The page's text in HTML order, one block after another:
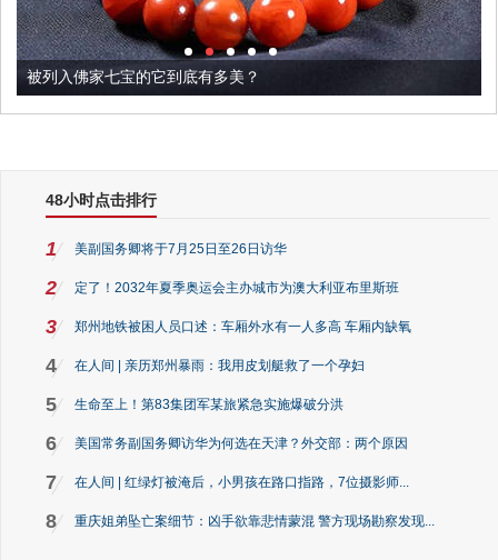
被列入佛家七宝的它到底有多美？
48小时点击排行
1 美副国务卿将于7月25日至26日访华
2 定了！2032年夏季奥运会主办城市为澳大利亚布里斯班
3 郑州地铁被困人员口述：车厢外水有一人多高 车厢内缺氧
4 在人间 | 亲历郑州暴雨：我用皮划艇救了一个孕妇
5 生命至上！第83集团军某旅紧急实施爆破分洪
6 美国常务副国务卿访华为何选在天津？外交部：两个原因
7 在人间 | 红绿灯被淹后，小男孩在路口指路，7位摄影师...
8 重庆姐弟坠亡案细节：凶手欲靠悲情蒙混 警方现场勘察发现...